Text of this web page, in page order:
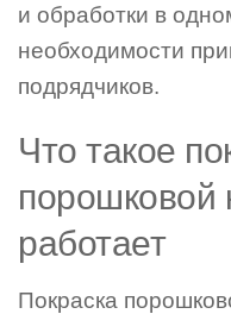
и обработки в
необходимости
подрядчиков.
Что такое
порошковой
работает
Покраска